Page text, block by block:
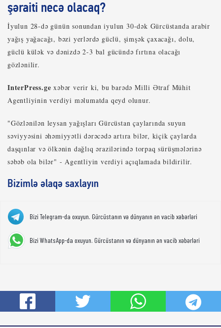
şəraiti necə olacaq?
İyulun 28-də günün sonundan iyulun 30-dək Gürcüstanda arabir
yağış yağacağı, bəzi yerlərdə güclü, şimşək çaxacağı, dolu,
güclü külək və dənizdə 2-3 bal gücündə fırtına olacağı
gözlənilir.
InterPress.ge xəbər verir ki, bu barədə Milli Ətraf Mühit
Agentliyinin verdiyi məlumatda qeyd olunur.
"Gözlənilən leysan yağışları Gürcüstan çaylarında suyun
səviyyəsini əhəmiyyətli dərəcədə artıra bilər, kiçik çaylarda
daşqınlar və ölkənin dağlıq ərazilərində torpaq sürüşmələrinə
səbəb ola bilər" - Agentliyin verdiyi açıqlamada bildirilir.
Bizimlə əlaqə saxlayın
Bizi Telegram-da oxuyun. Gürcüstanın və dünyanın ən vacib xəbərləri
Bizi WhatsApp-da oxuyun. Gürcüstanın və dünyanın ən vacib xəbərləri